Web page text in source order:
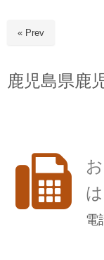
« Prev
鹿児島県鹿
電